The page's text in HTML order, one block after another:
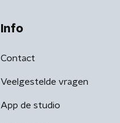
Info
Contact
Veelgestelde vragen
App de studio